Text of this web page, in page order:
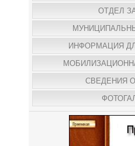
ОТДЕЛ
ИНФОРМАЦИЯ
СВЕДЕНИЯ